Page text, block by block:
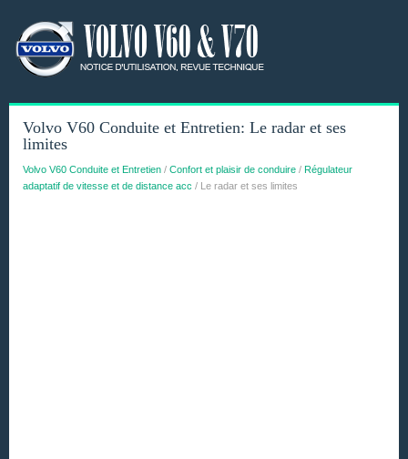
Volvo V60 Conduite et Entretien: Le radar et ses
limites
Volvo V60 Conduite et Entretien / Confort et plaisir de conduire / Régulateur
adaptatif de vitesse et de distance acc / Le radar et ses limites